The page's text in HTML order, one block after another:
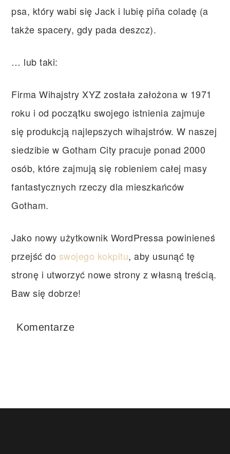
psa, który wabi się Jack i lubię piña coladę (a
także spacery, gdy pada deszcz).
… lub taki:
Firma Wihajstry XYZ została założona w 1971
roku i od początku swojego istnienia zajmuje
się produkcją najlepszych wihajstrów. W naszej
siedzibie w Gotham City pracuje ponad 2000
osób, które zajmują się robieniem całej masy
fantastycznych rzeczy dla mieszkańców
Gotham.
Jako nowy użytkownik WordPressa powinieneś
przejść do swojego kokpitu, aby usunąć tę
stronę i utworzyć nowe strony z własną treścią.
Baw się dobrze!
Komentarze